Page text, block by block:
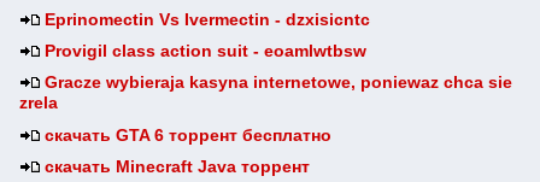
Eprinomectin Vs Ivermectin - dzxisicntc
Provigil class action suit - eoamlwtbsw
Gracze wybieraja kasyna internetowe, poniewaz chca sie
zrela
скачать GTA 6 торрент бесплатно
скачать Minecraft Java торрент